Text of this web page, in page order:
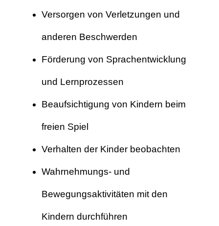
Versorgen von Verletzungen und
anderen Beschwerden
Förderung von Sprachentwicklung
und Lernprozessen
Beaufsichtigung von Kindern beim
freien Spiel
Verhalten der Kinder beobachten
Wahrnehmungs- und
Bewegungsaktivitäten mit den
Kindern durchführen